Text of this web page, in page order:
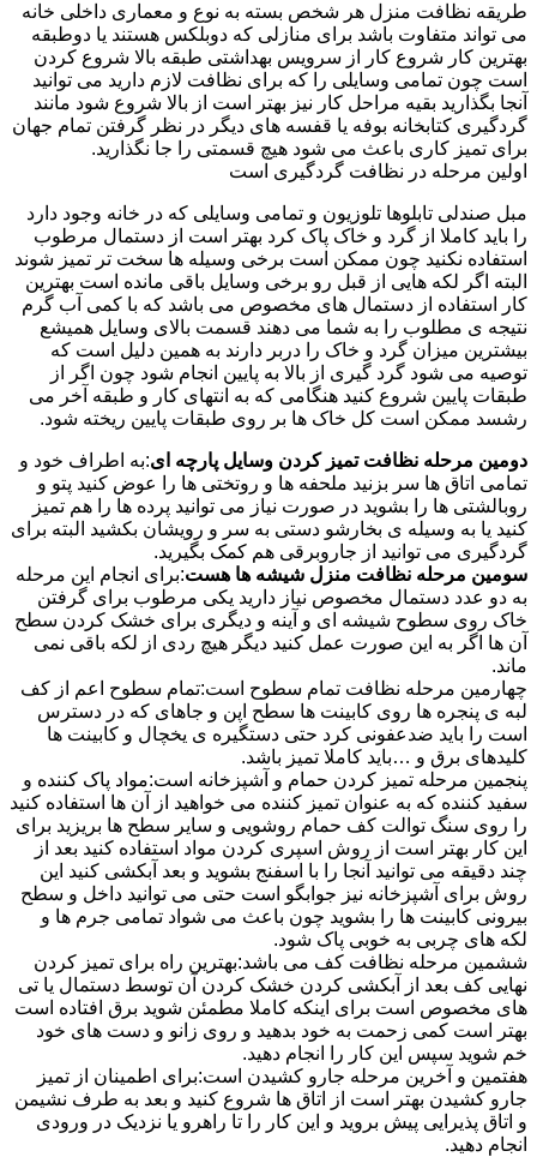
طریقه نظافت منزل هر شخص بسته به نوع و معماری داخلی خانه
می تواند متفاوت باشد برای منازلی که دوبلکس هستند یا دوطبقه
بهترین کار شروع کار از سرویس بهداشتی طبقه بالا شروع کردن
است چون تمامی وسایلی را که برای نظافت لازم دارید می توانید
آنجا بگذارید بقیه مراحل کار نیز بهتر است از بالا شروع شود مانند
گردگیری کتابخانه بوفه یا قفسه های دیگر در نظر گرفتن تمام جهان
برای تمیز کاری باعث می شود هیچ قسمتی را جا نگذارید.
اولین مرحله در نظافت گردگیری است
مبل صندلی تابلوها تلوزیون و تمامی وسایلی که در خانه وجود دارد
را باید کاملا از گرد و خاک پاک کرد بهتر است از دستمال مرطوب
استفاده نکنید چون ممکن است برخی وسیله ها سخت تر تمیز شوند
البته اگر لکه هایی از قبل رو برخی وسایل باقی مانده است بهترین
کار استفاده از دستمال های مخصوص می باشد که با کمی آب گرم
نتیجه ی مطلوب را به شما می دهند قسمت بالای وسایل همیشع
بیشترین میزان گرد و خاک را دربر دارند به همین دلیل است که
توصیه می شود گرد گیری از بالا به پایین انجام شود چون اگر از
طبقات پایین شروع کنید هنگامی که به انتهای کار و طبقه آخر می
رشسد ممکن است کل خاک ها بر روی طبقات پایین ریخته شود.
دومین مرحله نظافت تمیز کردن وسایل پارچه ای:به اطراف خود و
تمامی اتاق ها سر بزنید ملحفه ها و روتختی ها را عوض کنید پتو و
روبالشتی ها را بشوید در صورت نیاز می توانید پرده ها را هم تمیز
کنید یا به وسیله ی بخارشو دستی به سر و رویشان بکشید البته برای
گردگیری می توانید از جاروبرقی هم کمک بگیرید.
سومین مرحله نظافت منزل شیشه ها هست:برای انجام این مرحله
به دو عدد دستمال مخصوص نیاز دارید یکی مرطوب برای گرفتن
خاک روی سطوح شیشه ای و آینه و دیگری برای خشک کردن سطح
آن ها اگر به این صورت عمل کنید دیگر هیچ ردی از لکه باقی نمی
ماند.
چهارمین مرحله نظافت تمام سطوح است:تمام سطوح اعم از کف
لبه ی پنجره ها روی کابینت ها سطح اپن و جاهای که در دسترس
است را باید ضدعفونی کرد حتی دستگیره ی یخچال و کابینت ها
کلیدهای برق و …باید کاملا تمیز باشد.
پنجمین مرحله تمیز کردن حمام و آشپزخانه است:مواد پاک کننده و
سفید کننده که به عنوان تمیز کننده می خواهید از آن ها استفاده کنید
را روی سنگ توالت کف حمام روشویی و سایر سطح ها بریزید برای
این کار بهتر است از روش اسپری کردن مواد استفاده کنید بعد از
چند دقیقه می توانید آنجا را با اسفنج بشوید و بعد آبکشی کنید این
روش برای آشپزخانه نیز جوابگو است حتی می توانید داخل و سطح
بیرونی کابینت ها را بشوید چون باعث می شواد تمامی جرم ها و
لکه های چربی به خوبی پاک شود.
ششمین مرحله نظافت کف می باشد:بهترین راه برای تمیز کردن
نهایی کف بعد از آبکشی کردن خشک کردن آن توسط دستمال یا تی
های مخصوص است برای اینکه کاملا مطمئن شوید برق افتاده است
بهتر است کمی زحمت به خود بدهید و روی زانو و دست های خود
خم شوید سپس این کار را انجام دهید.
هفتمین و آخرین مرحله جارو کشیدن است:برای اطمینان از تمیز
جارو کشیدن بهتر است از اتاق ها شروع کنید و بعد به طرف نشیمن
و اتاق پذیرایی پیش بروید و این کار را تا راهرو یا نزدیک در ورودی
انجام دهید.